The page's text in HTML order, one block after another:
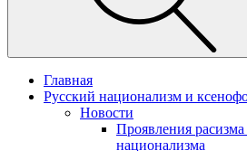
Главная
Русский национализм и
Новости
Проявления
национализма